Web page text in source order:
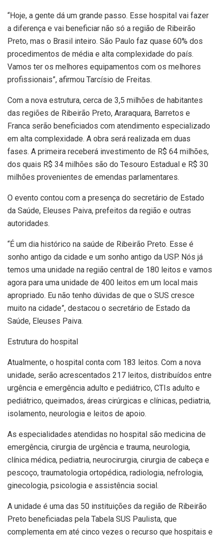
“Hoje, a gente dá um grande passo. Esse hospital vai fazer
a diferença e vai beneficiar não só a região de Ribeirão
Preto, mas o Brasil inteiro. São Paulo faz quase 60% dos
procedimentos de média e alta complexidade do país.
Vamos ter os melhores equipamentos com os melhores
profissionais”, afirmou Tarcísio de Freitas.
Com a nova estrutura, cerca de 3,5 milhões de habitantes
das regiões de Ribeirão Preto, Araraquara, Barretos e
Franca serão beneficiados com atendimento especializado
em alta complexidade. A obra será realizada em duas
fases. A primeira receberá investimento de R$ 64 milhões,
dos quais R$ 34 milhões são do Tesouro Estadual e R$ 30
milhões provenientes de emendas parlamentares.
O evento contou com a presença do secretário de Estado
da Saúde, Eleuses Paiva, prefeitos da região e outras
autoridades.
“É um dia histórico na saúde de Ribeirão Preto. Esse é
sonho antigo da cidade e um sonho antigo da USP. Nós já
temos uma unidade na região central de 180 leitos e vamos
agora para uma unidade de 400 leitos em um local mais
apropriado. Eu não tenho dúvidas de que o SUS cresce
muito na cidade”, destacou o secretário de Estado da
Saúde, Eleuses Paiva.
Estrutura do hospital
Atualmente, o hospital conta com 183 leitos. Com a nova
unidade, serão acrescentados 217 leitos, distribuídos entre
urgência e emergência adulto e pediátrico, CTIs adulto e
pediátrico, queimados, áreas cirúrgicas e clínicas, pediatria,
isolamento, neurologia e leitos de apoio.
As especialidades atendidas no hospital são medicina de
emergência, cirurgia de urgência e trauma, neurologia,
clínica médica, pediatria, neurocirurgia, cirurgia de cabeça e
pescoço, traumatologia ortopédica, radiologia, nefrologia,
ginecologia, psicologia e assistência social.
A unidade é uma das 50 instituições da região de Ribeirão
Preto beneficiadas pela Tabela SUS Paulista, que
complementa em até cinco vezes o recurso que hospitais e